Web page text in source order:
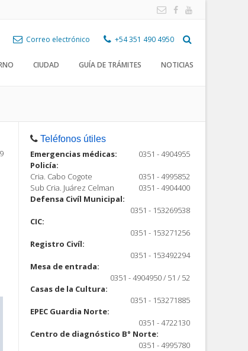
Correo electrónico +54 351 490 4950
CIUDAD GUÍA DE TRÁMITES NOTICIAS
Teléfonos útiles
Emergencias médicas:
0351 - 4904955
Policía:
Cria. Cabo Cogote
0351 - 4995852
Sub Cria. Juárez Celman
0351 - 4904400
Defensa Civíl Municipal:
0351 - 153269538
CIC:
0351 - 153271256
Registro Civíl:
0351 - 153492294
Mesa de entrada:
0351 - 4904950 / 51 / 52
Casas de la Cultura:
0351 - 153271885
EPEC Guardia Norte:
0351 - 4722130
Centro de diagnóstico B° Norte:
0351 - 4995780